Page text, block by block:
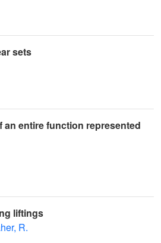
sets
an entire function represented
liftings
R.